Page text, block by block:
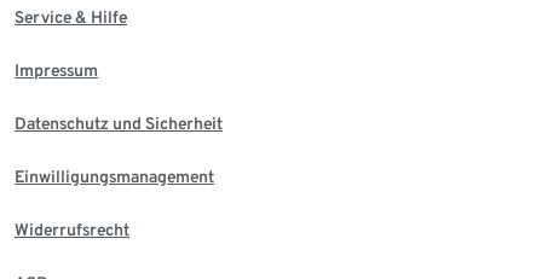
Service & Hilfe
Impressum
Datenschutz und Sicherheit
Einwilligungsmanagement
Widerrufsrecht